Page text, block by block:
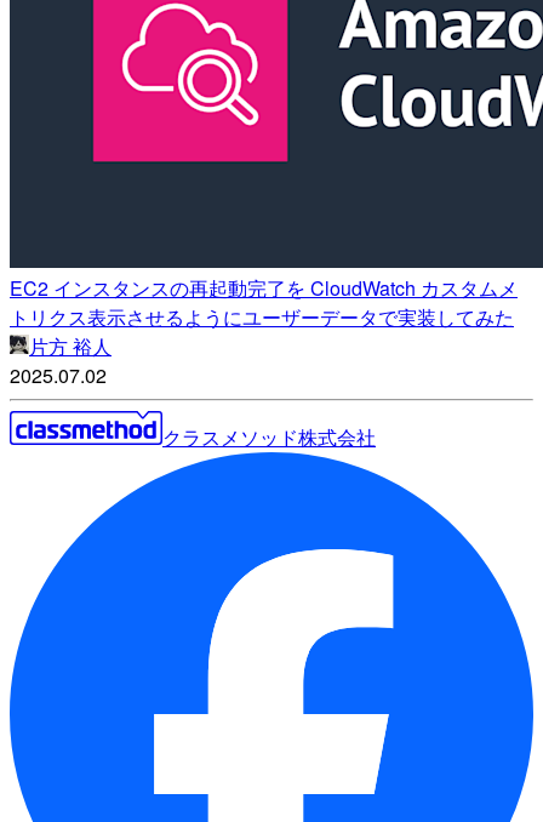
EC2 インスタンスの再起動完了を CloudWatch カスタムメ
トリクス表示させるようにユーザーデータで実装してみた
片方 裕人
2025.07.02
クラスメソッド株式会社